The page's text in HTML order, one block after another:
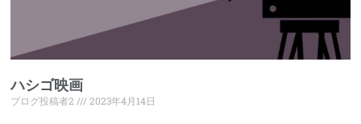
ハシゴ映画
ブログ投稿者2 2023年4月14日